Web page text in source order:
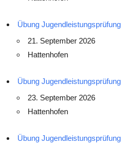
Übung Jugendleistungsprüfung
21. September 2026
Hattenhofen
Übung Jugendleistungsprüfung
23. September 2026
Hattenhofen
Übung Jugendleistungsprüfung